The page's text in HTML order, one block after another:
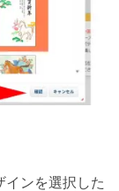
インを選択した